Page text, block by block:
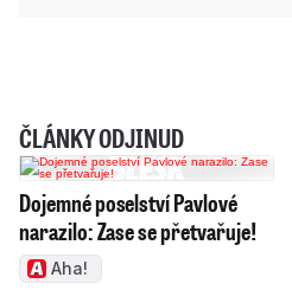
ČLÁNKY ODJINUD
Dojemné poselství Pavlové
narazilo: Zase se přetvařuje!
Aha!